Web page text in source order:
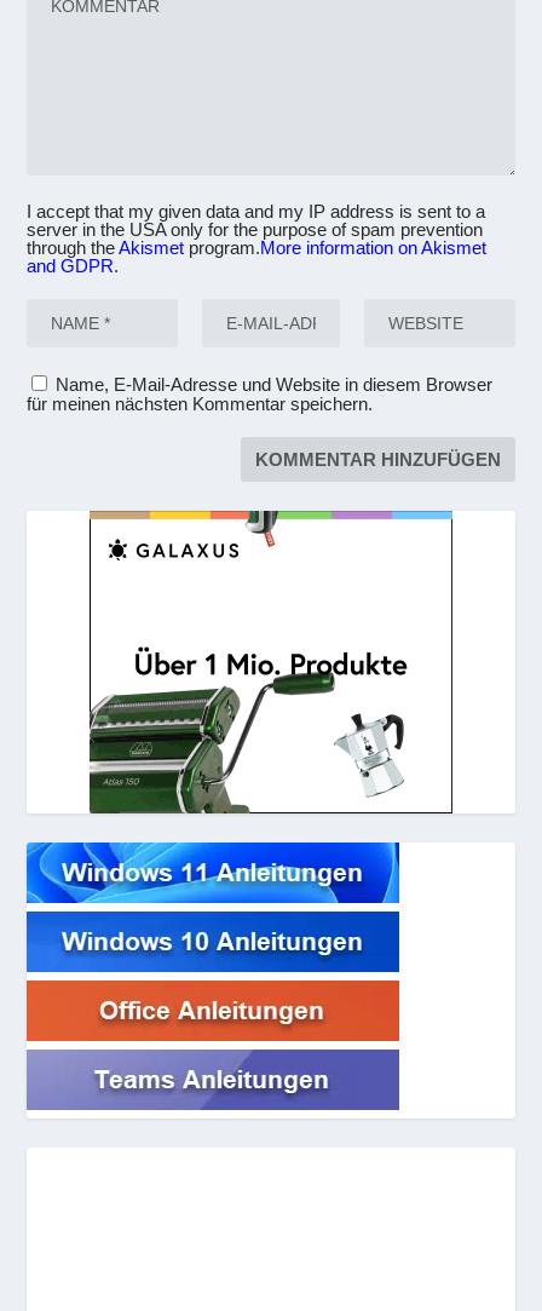
I accept that my given data and my IP address is sent to a
server in the USA only for the purpose of spam prevention
through theAkismet program.More information on Akismet
and GDPR.
Name, E-Mail-Adresse und Website in diesem Browser
für meinen nächsten Kommentar speichern.